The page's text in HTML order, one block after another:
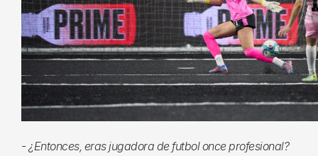
- ¿Entonces, eras jugadora de futbol once profesional?